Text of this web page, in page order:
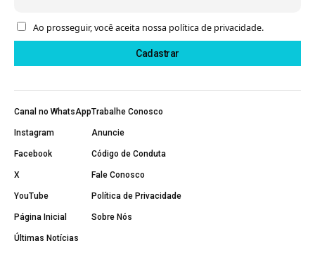
Ao prosseguir, você aceita nossa política de privacidade.
Canal no WhatsApp
Instagram
Facebook
X
YouTube
Página Inicial
Últimas Notícias
Trabalhe Conosco
Anuncie
Código de Conduta
Fale Conosco
Política de Privacidade
Sobre Nós